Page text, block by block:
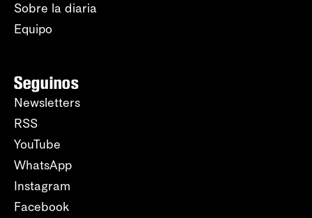
Sobre la diaria
Equipo
Seguinos
Newsletters
RSS
YouTube
WhatsApp
Instagram
Facebook